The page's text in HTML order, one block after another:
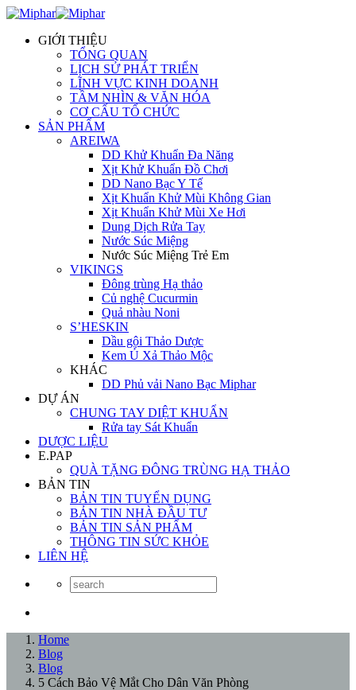
GIỚI THIỆU
TỔNG QUAN
LỊCH SỬ PHÁT TRIỂN
LĨNH VỰC KINH DOANH
TẦM NHÌN & VĂN HÓA
CƠ CẤU TỔ CHỨC
SẢN PHẨM
AREIWA
DD Khử Khuẩn Đa Năng
Xịt Khử Khuẩn Đồ Chơi
DD Nano Bạc Y Tế
Xịt Khuẩn Khử Mùi Không Gian
Xịt Khuẩn Khử Mùi Xe Hơi
Dung Dịch Rửa Tay
Nước Súc Miệng
Nước Súc Miệng Trẻ Em
VIKINGS
Đông trùng Hạ thảo
Củ nghệ Cucurmin
Quả nhàu Noni
S’HESKIN
Dầu gội Thảo Dược
Kem Ủ Xả Thảo Mộc
KHÁC
DD Phủ vải Nano Bạc Miphar
DỰ ÁN
CHUNG TAY DIỆT KHUẨN
Rửa tay Sát Khuẩn
DƯỢC LIỆU
E.PAP
QUÀ TẶNG ĐÔNG TRÙNG HẠ THẢO
BẢN TIN
BẢN TIN TUYỂN DỤNG
BẢN TIN NHÀ ĐẦU TƯ
BẢN TIN SẢN PHẨM
THÔNG TIN SỨC KHỎE
LIÊN HỆ
Home
Blog
Blog
5 Cách Bảo Vệ Mắt Cho Dân Văn Phòng